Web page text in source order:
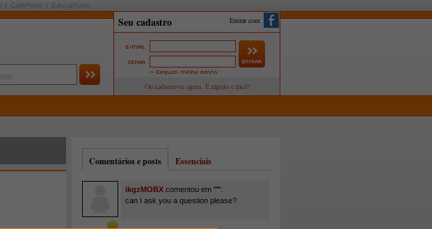
CaféPoint EducaPoint
Entrar com
Comentários e posts Essenciais
ikgzMOBX comentou em "":
can I ask you a question please?